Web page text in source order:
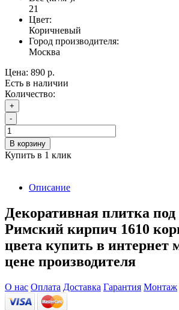
21
Цвет:
Коричневый
Город производителя:
Москва
Цена: 890 р.
Есть в наличии
Количество:
+
-
В корзину
Купить в 1 клик
Описание
Декоративная плитка
Римский кирпич 1610
цвета купить в интернет
цене производителя
О нас Оплата Доставка Гарантия Монтаж